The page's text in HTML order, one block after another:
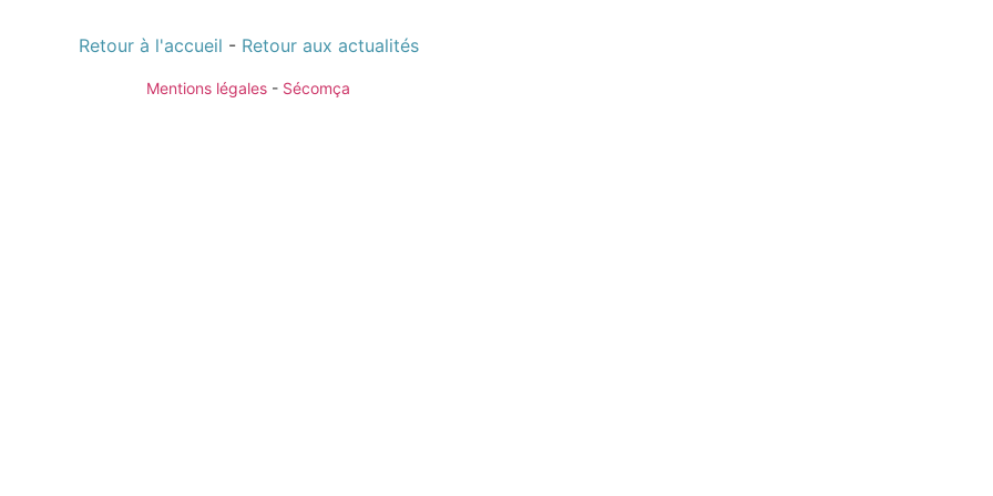
Retour à l'accueil - Retour aux actualités
Mentions légales - Sécomça